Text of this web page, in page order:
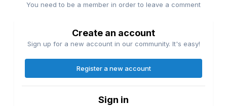
You need to be a member in order to leave a comment
Create an account
Sign up for a new account in our community. It's easy!
Register a new account
Sign in